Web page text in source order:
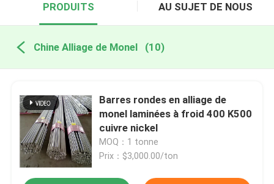
PRODUITS AU SUJET DE NOUS
Chine Alliage de Monel (10)
Barres rondes en alliage de
monel laminées à froid 400 K500
cuivre nickel
MOQ：1 tonne
Prix：$3,000.00/ton